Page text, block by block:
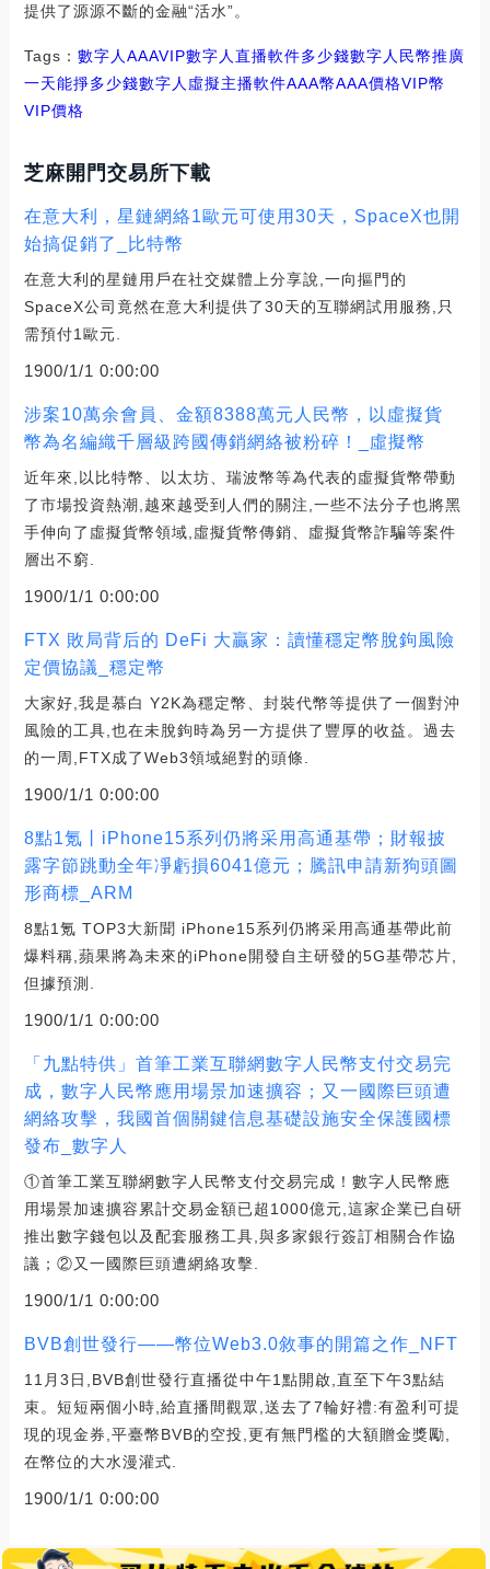
提供了源源不斷的金融“活水”。
Tags： 數字人 AAAVIP數字人直播軟件多少錢數字人民幣推廣
一天能掙多少錢數字人虛擬主播軟件AAA幣AAA價格VIP幣
VIP價格
芝麻開門交易所下載
在意大利，星鏈網絡1歐元可使用30天，SpaceX也開
始搞促銷了_比特幣
在意大利的星鏈用戶在社交媒體上分享說,一向摳門的
SpaceX公司竟然在意大利提供了30天的互聯網試用服務,只
需預付1歐元.
1900/1/1 0:00:00
涉案10萬余會員、金額8388萬元人民幣，以虛擬貨
幣為名編織千層級跨國傳銷網絡被粉碎！_虛擬幣
近年來,以比特幣、以太坊、瑞波幣等為代表的虛擬貨幣帶動
了市場投資熱潮,越來越受到人們的關注,一些不法分子也將黑
手伸向了虛擬貨幣領域,虛擬貨幣傳銷、虛擬貨幣詐騙等案件
層出不窮.
1900/1/1 0:00:00
FTX 敗局背后的 DeFi 大贏家：讀懂穩定幣脫鉤風險
定價協議_穩定幣
大家好,我是慕白 Y2K為穩定幣、封裝代幣等提供了一個對沖
風險的工具,也在未脫鉤時為另一方提供了豐厚的收益。過去
的一周,FTX成了Web3領域絕對的頭條.
1900/1/1 0:00:00
8點1氪丨iPhone15系列仍將采用高通基帶；財報披
露字節跳動全年凈虧損6041億元；騰訊申請新狗頭圖
形商標_ARM
8點1氪 TOP3大新聞 iPhone15系列仍將采用高通基帶此前
爆料稱,蘋果將為未來的iPhone開發自主研發的5G基帶芯片,
但據預測.
1900/1/1 0:00:00
「九點特供」首筆工業互聯網數字人民幣支付交易完
成，數字人民幣應用場景加速擴容；又一國際巨頭遭
網絡攻擊，我國首個關鍵信息基礎設施安全保護國標
發布_數字人
①首筆工業互聯網數字人民幣支付交易完成！數字人民幣應
用場景加速擴容累計交易金額已超1000億元,這家企業已自研
推出數字錢包以及配套服務工具,與多家銀行簽訂相關合作協
議；②又一國際巨頭遭網絡攻擊.
1900/1/1 0:00:00
BVB創世發行——幣位Web3.0敘事的開篇之作_NFT
11月3日,BVB創世發行直播從中午1點開啟,直至下午3點結
束。短短兩個小時,給直播間觀眾,送去了7輪好禮:有盈利可提
現的現金券,平臺幣BVB的空投,更有無門檻的大額贈金獎勵,
在幣位的大水漫灌式.
1900/1/1 0:00:00